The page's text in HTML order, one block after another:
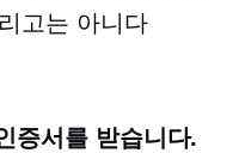
고는 아니다
증서를 받습니다.